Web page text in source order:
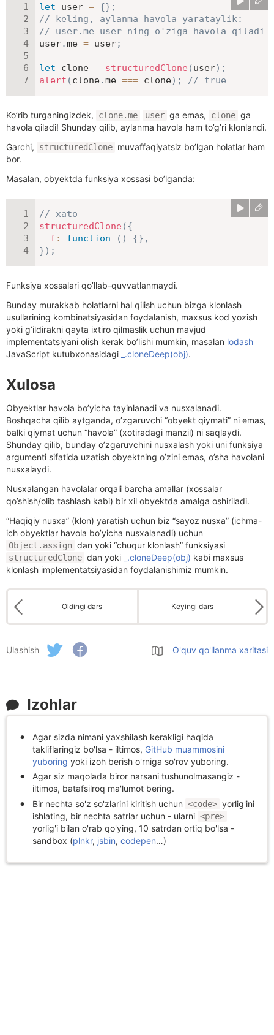
let user = {} ;
// keling, aylanma havola yarataylik:
// user.me user ning o'ziga havola qiladi
user.me = user;
let clone = structuredClone (user) ;
alert (clone.me === clone) ; // true
Ko’rib turganingizdek, clone.me user ga emas, clone ga
havola qiladi! Shunday qilib, aylanma havola ham to’g’ri klonlandi.
Garchi,
structuredClone muvaffaqiyatsiz bo’lgan holatlar ham
bor.
Masalan, obyektda funksiya xossasi bo’lganda:
// xato
structuredClone ({
f : function ( ) {} ,
}) ;
Funksiya xossalari qo’llab-quvvatlanmaydi.
Bunday murakkab holatlarni hal qilish uchun bizga klonlash
usullarining kombinatsiyasidan foydalanish, maxsus kod yozish
yoki g’ildirakni qayta ixtiro qilmaslik uchun mavjud
implementatsiyani olish kerak bo’lishi mumkin, masalan lodash
JavaScript kutubxonasidagi
_.cloneDeep(obj).
Xulosa
Obyektlar havola bo’yicha tayinlanadi va nusxalanadi.
Boshqacha qilib aytganda, o’zgaruvchi “obyekt qiymati” ni emas,
balki qiymat uchun “havola” (xotiradagi manzil) ni saqlaydi.
Shunday qilib, bunday o’zgaruvchini nusxalash yoki uni funksiya
argumenti sifatida uzatish obyektning o’zini emas, o’sha havolani
nusxalaydi.
Nusxalangan havolalar orqali barcha amallar (xossalar
qo’shish/olib tashlash kabi) bir xil obyektda amalga oshiriladi.
“Haqiqiy nusxa” (klon) yaratish uchun biz “sayoz nusxa” (ichma-
ich obyektlar havola bo’yicha nusxalanadi) uchun
Object.assign dan yoki “chuqur klonlash” funksiyasi
structuredClone dan yoki _.cloneDeep(obj) kabi maxsus
klonlash implementatsiyasidan foydalanishimiz mumkin.
Oldingi dars Keyingi dars
Ulashish O'quv qo'llanma xaritasi
Izohlar
Agar sizda nimani yaxshilash kerakligi haqida
takliflaringiz bo'lsa - iltimos, GitHub muammosini
yuboring yoki izoh berish o'rniga so'rov yuboring.
Agar siz maqolada biror narsani tushunolmasangiz -
iltimos, batafsilroq ma'lumot bering.
Bir nechta so'z so'zlarini kiritish uchun <code> yorlig'ini
ishlating, bir nechta satrlar uchun - ularni <pre>
yorlig'i bilan o'rab qo'ying, 10 satrdan ortiq bo'lsa -
sandbox (plnkr, jsbin, codepen…)